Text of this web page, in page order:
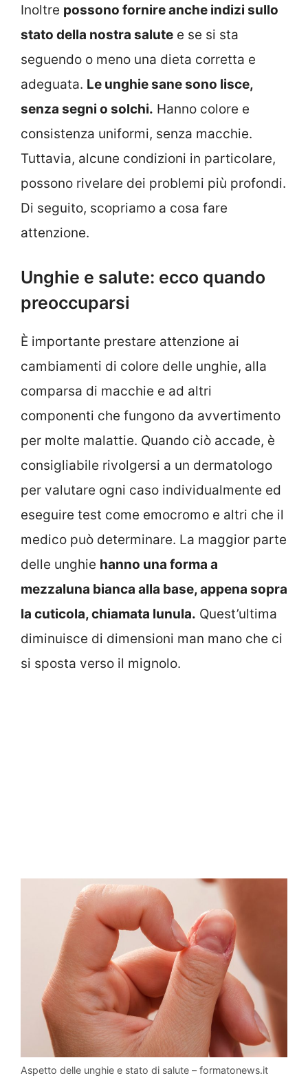
Inoltre possono fornire anche indizi sullo
stato della nostra salute e se si sta
seguendo o meno una dieta corretta e
adeguata. Le unghie sane sono lisce,
senza segni o solchi. Hanno colore e
consistenza uniformi, senza macchie.
Tuttavia, alcune condizioni in particolare,
possono rivelare dei problemi più profondi.
Di seguito, scopriamo a cosa fare
attenzione.
Unghie e salute: ecco quando
preoccuparsi
È importante prestare attenzione ai
cambiamenti di colore delle unghie, alla
comparsa di macchie e ad altri
componenti che fungono da avvertimento
per molte malattie. Quando ciò accade, è
consigliabile rivolgersi a un dermatologo
per valutare ogni caso individualmente ed
eseguire test come emocromo e altri che il
medico può determinare. La maggior parte
delle unghie hanno una forma a
mezzaluna bianca alla base, appena sopra
la cuticola, chiamata lunula. Quest’ultima
diminuisce di dimensioni man mano che ci
si sposta verso il mignolo.
Aspetto delle unghie e stato di salute – formatonews.it